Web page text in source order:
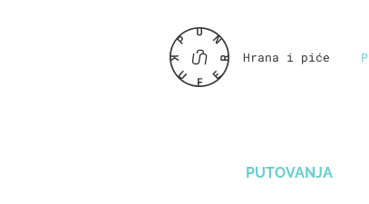
Hrana i piće
PUTOVANJA